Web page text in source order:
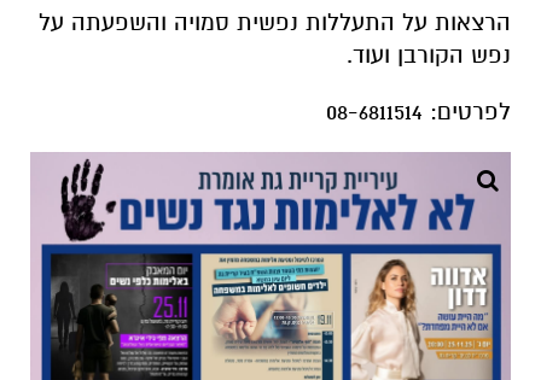
הרצאות על התעללות נפשית סמויה והשפעתה על
נפש הקורבן ועוד.
לפרטים: 08-6811514